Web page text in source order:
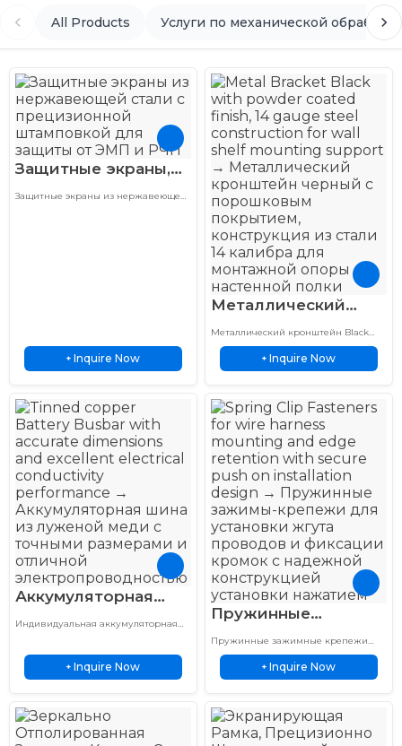
All Products Услуги по механической
Защитные экраны,
штампованные с
Защитные экраны из нержавеющей
+ Inquire Now
Металлический
кронштейн Черный
14 калибр Сталь
Порошковое
образный
Настенный крепеж
Металлический кронштейн Black
предлагает прочные металлические
опорные решения с
индивидуальным изготовлением,
надежной производительностью.
+ Inquire Now
Аккумуляторная
шина 200 Ампер
Непрерывный
Номинал
Индивидуальная аккумуляторная
систем хранения энергии и
промышленных применений в
+ Inquire Now
Пружинные
зажимы-крепления
Push On для
монтажа жгута
Пружинные зажимные крепежи
обеспечивают надежные решения
для крепления с использованием
прочных материалов и точного
применений.
+ Inquire Now